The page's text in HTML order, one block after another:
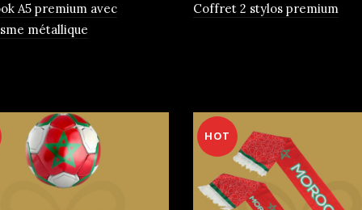
A5 premium avec
métallique
Coffret 2 stylos premium
HOT